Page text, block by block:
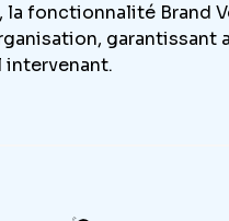
fonctionnalité Brand
intervenant.